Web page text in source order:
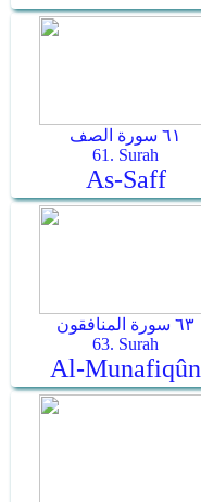
٦١ سورة الصف
61. Surah
As-Saff
٦٣ سورة المنافقون
63. Surah
Al-Munafiqûn